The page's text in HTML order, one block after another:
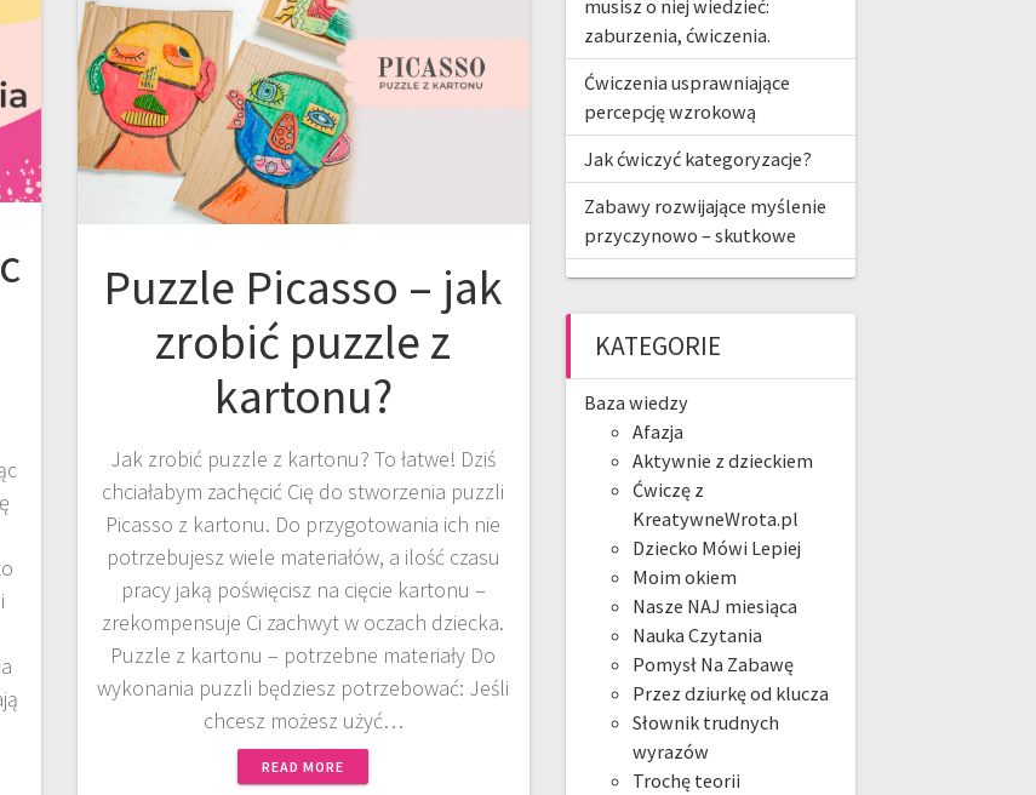
Puzzle Picasso – jak
zrobić puzzle z
kartonu?
Jak zrobić puzzle z kartonu? To łatwe! Dziś
chciałabym zachęcić Cię do stworzenia puzzli
Picasso z kartonu. Do przygotowania ich nie
potrzebujesz wiele materiałów, a ilość czasu
pracy jaką poświęcisz na cięcie kartonu –
zrekompensuje Ci zachwyt w oczach dziecka.
Puzzle z kartonu – potrzebne materiały Do
wykonania puzzli będziesz potrzebować: Jeśli
chcesz możesz użyć…
READ MORE
musisz o niej wiedzieć:
zaburzenia, ćwiczenia.
Ćwiczenia usprawniające
percepcję wzrokową
Jak ćwiczyć kategoryzacje?
Zabawy rozwijające myślenie
przyczynowo – skutkowe
KATEGORIE
Baza wiedzy
Afazja
Aktywnie z dzieckiem
Ćwiczę z
KreatywneWrota.pl
Dziecko Mówi Lepiej
Moim okiem
Nasze NAJ miesiąca
Nauka Czytania
Pomysł Na Zabawę
Przez dziurkę od klucza
Słownik trudnych
wyrazów
Trochę teorii